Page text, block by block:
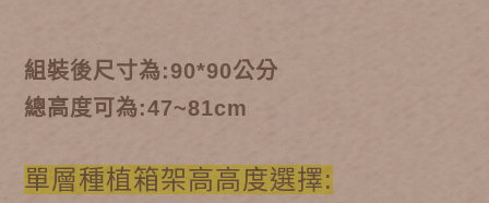
組裝後尺寸為:90*90公分
總高度可為:47~81cm
單層種植箱架高高度選擇: